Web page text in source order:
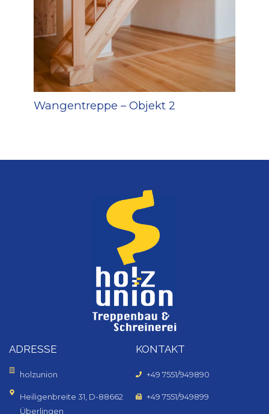
Wangentreppe – Objekt 2
ADRESSE
holzunion
Heiligenbreite 31, D-88662
Überlingen
KONTAKT
+49 7551/949890
+49 7551/949899